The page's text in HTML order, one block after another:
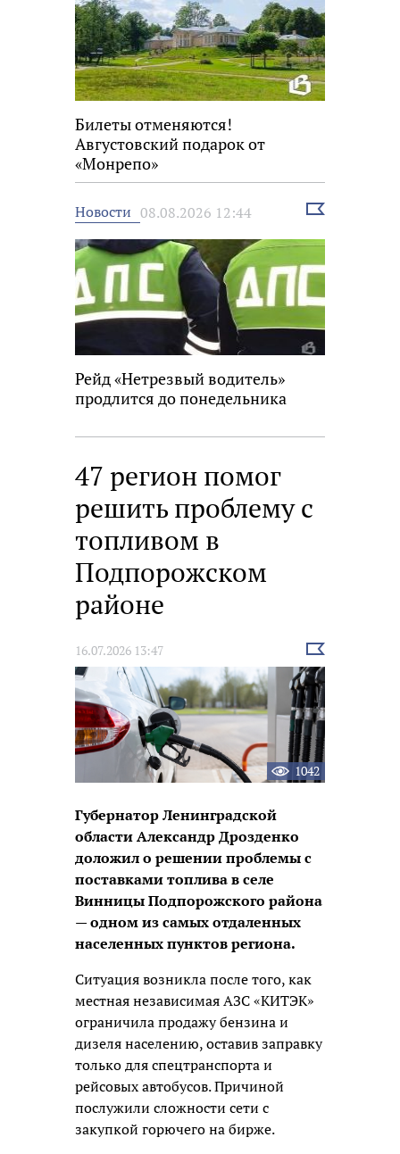
Билеты отменяются!
Августовский подарок от
«Монрепо»
Новости 08.08.2026 12:44
Выбрать
Рейд «Нетрезвый водитель»
продлится до понедельника
47 регион помог
решить проблему с
топливом в
Подпорожском
районе
16.07.2026 13:47
Выбрать
новость
1042
Губернатор Ленинградской
области Александр Дрозденко
доложил о решении проблемы с
поставками топлива в селе
Винницы Подпорожского района
— одном из самых отдаленных
населенных пунктов региона.
Ситуация возникла после того, как
местная независимая АЗС «КИТЭК»
ограничила продажу бензина и
дизеля населению, оставив заправку
только для спецтранспорта и
рейсовых автобусов. Причиной
послужили сложности сети с
закупкой горючего на бирже.